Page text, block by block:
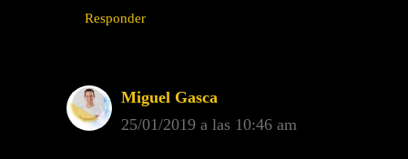
Responder
Miguel Gasca
25/01/2019 a las 10:46 am